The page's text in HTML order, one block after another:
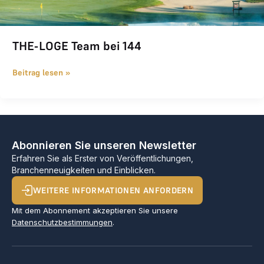
THE-LOGE Team bei 144
Beitrag lesen »
Abonnieren Sie unseren Newsletter
Erfahren Sie als Erster von Veröffentlichungen,
Branchenneuigkeiten und Einblicken.
WEITERE INFORMATIONEN ANFORDERN
Mit dem Abonnement akzeptieren Sie unsere
Datenschutzbestimmungen.